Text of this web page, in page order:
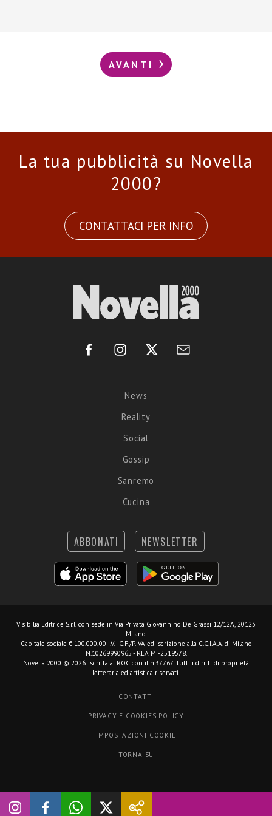
AVANTI
La tua pubblicità su Novella
2000?
CONTATTACI PER INFO
News
Reality
Social
Gossip
Sanremo
Cucina
ABBONATI NEWSLETTER
Visibilia Editrice S.r.l. con sede in Via Privata Giovannino De Grassi 12/12A, 20123
Milano.
Capitale sociale € 100.000,00 I.V. - C.F./P.IVA ed iscrizione alla C.C.I.A.A. di Milano
N.10269990965 - REA MI-2519578.
Novella 2000 © 2026. Iscritta al ROC con il n.37767. Tutti i diritti di proprietà
letteraria ed artistica riservati.
CONTATTI
PRIVACY E COOKIES POLICY
IMPOSTAZIONI COOKIE
TORNA SU